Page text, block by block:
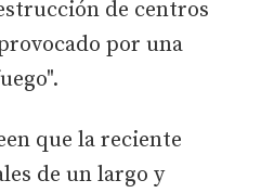
de centros
por una
que la reciente
de un largo y